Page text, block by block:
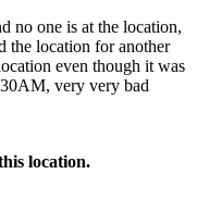
no one is at the location,
the location for another
even though it was
very very bad
location.